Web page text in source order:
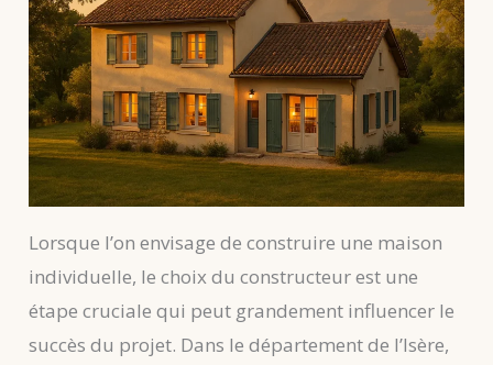
Lorsque l’on envisage de construire une maison
individuelle, le choix du constructeur est une
étape cruciale qui peut grandement influencer le
succès du projet. Dans le département de l’Isère,